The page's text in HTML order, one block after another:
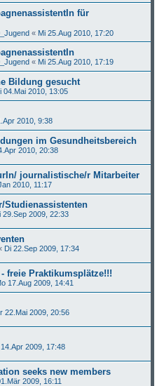
für
« Mi 25.Aug 2010, 17:20
« Mi 25.Aug 2010, 17:19
Bildung gesucht
04.Mai 2010, 13:05
2010, 9:38
im Gesundheitsbereich
2010, 20:38
journalistische/r Mitarbeiter
2010, 11:17
Studienassistenten
29.Sep 2009, 22:33
Di 22.Sep 2009, 17:34
freie Praktikumsplätze!!!
17.Aug 2009, 14:41
22.Mai 2009, 20:56
14.Apr 2009, 17:48
seeks new members
2009, 16:11